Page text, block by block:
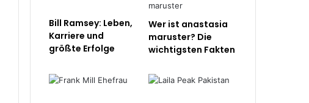
Bill Ramsey: Leben,
Karriere und
größte Erfolge
Wer ist anastasia
maruster? Die
wichtigsten Fakten